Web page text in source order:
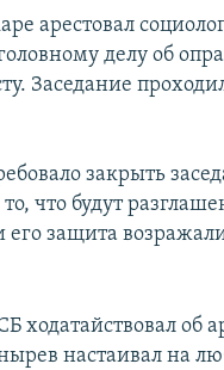
арестовал
делу об
Заседание
закрыть
что будут
защита
ходатайствовал об
настаивал на